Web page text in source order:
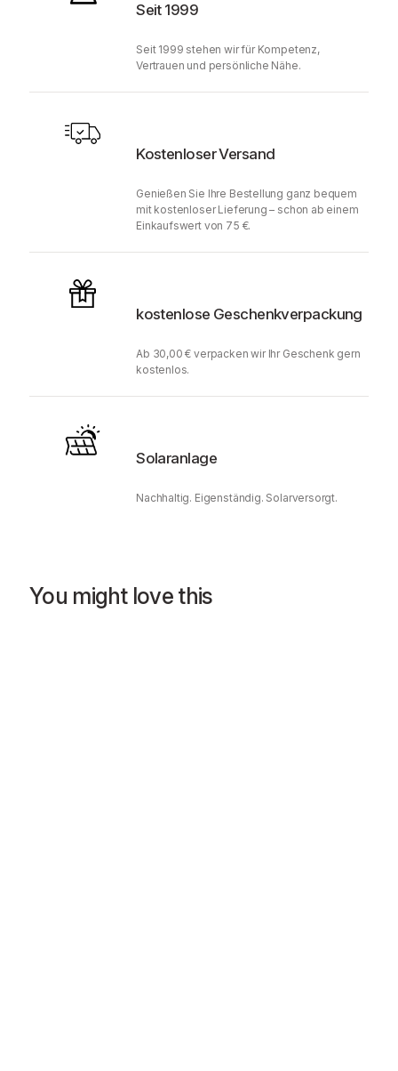
Seit 1999
Seit 1999 stehen wir für Kompetenz,
Vertrauen und persönliche Nähe.
Kostenloser Versand
Genießen Sie Ihre Bestellung ganz bequem
mit kostenloser Lieferung – schon ab einem
Einkaufswert von 75 €.
kostenlose Geschenkverpackung
Ab 30,00 € verpacken wir Ihr Geschenk gern
kostenlos.
Solaranlage
Nachhaltig. Eigenständig. Solarversorgt.
You might love this